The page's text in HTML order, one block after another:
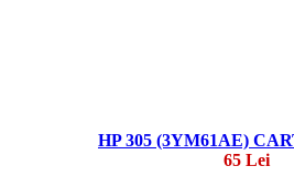
HP 305 (3YM61AE)
65 Lei